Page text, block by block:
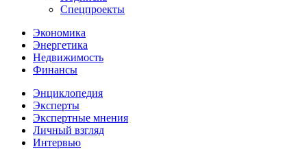
Спецпроекты
Экономика
Энергетика
Недвижимость
Финансы
Энциклопедия
Эксперты
Экспертные мнения
Личный взгляд
Интервью